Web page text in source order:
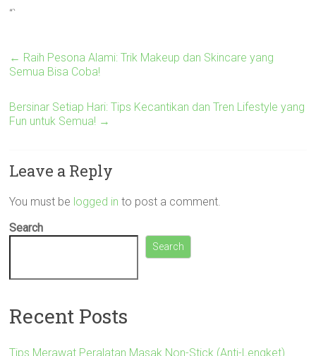
“`
← Raih Pesona Alami: Trik Makeup dan Skincare yang
Semua Bisa Coba!
Bersinar Setiap Hari: Tips Kecantikan dan Tren Lifestyle yang
Fun untuk Semua! →
Leave a Reply
You must be logged in to post a comment.
Search
Search
Recent Posts
Tips Merawat Peralatan Masak Non-Stick (Anti-Lengket)